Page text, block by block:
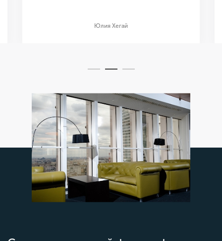
Юлия Хегай